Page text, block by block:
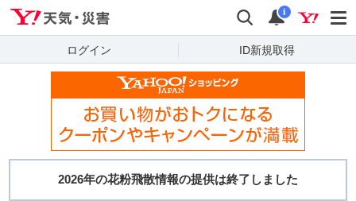
検索 通知
i
ログイン ID新規取得